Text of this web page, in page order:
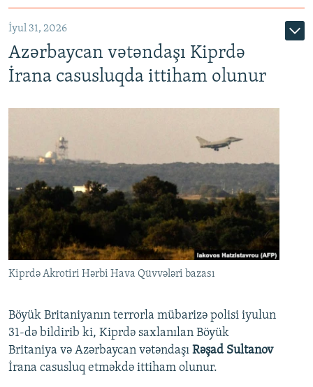
İyul 31, 2026
Azərbaycan vətəndaşı Kiprdə
İrana casusluqda ittiham olunur
Kiprdə Akrotiri Hərbi Hava Qüvvələri bazası
Böyük Britaniyanın terrorla mübarizə polisi iyulun
31-də bildirib ki, Kiprdə saxlanılan Böyük
Britaniya və Azərbaycan vətəndaşı Rəşad Sultanov
İrana casusluq etməkdə ittiham olunur.